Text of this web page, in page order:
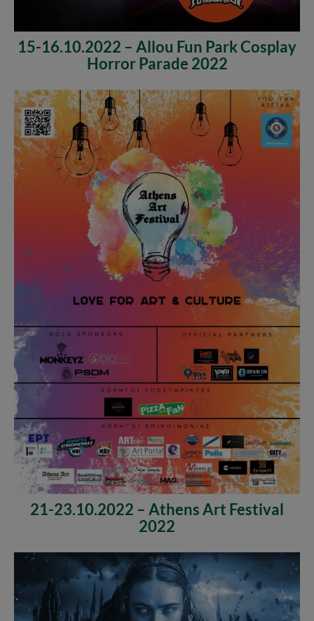
15-16.10.2022 – Allou Fun Park Cosplay
Horror Parade 2022
21-23.10.2022 – Athens Art Festival
2022